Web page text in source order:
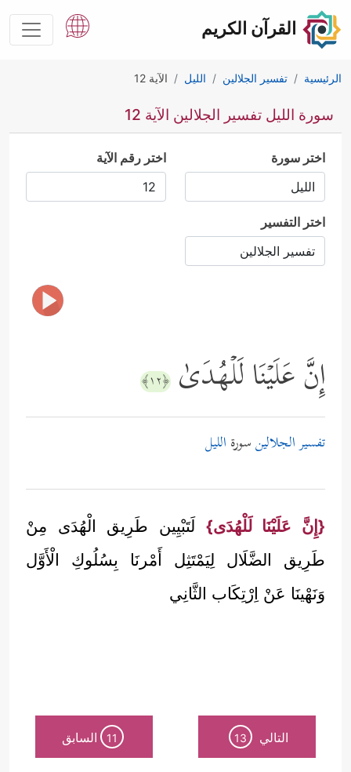
القرآن الكريم
الرئيسية تفسير الجلالين الليل الآية 12
سورة الليل تفسير الجلالين الآية 12
اختر سورة اختر رقم الآية
اختر التفسير
إِنَّ عَلَیۡنَا لَلۡهُدَىٰ ﴿١٢﴾
تفسير الجلالينسورة الليل
{إِنَّ عَلَيْنَا لَلْهُدَى} لَتَبْيِين طَرِيق الْهُدَى مِنْ
طَرِيق الضَّلَال لِيَمْتَثِل أَمْرنَا بِسُلُوكِ الْأَوَّل
وَنَهْينَا عَنْ اِرْتِكَاب الثَّانِي
التالي 13
11 السابق